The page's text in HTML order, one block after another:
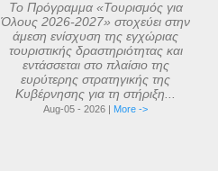
Το Πρόγραμμα «Τουρισμός για
Όλους 2026-2027» στοχεύει στην
άμεση ενίσχυση της εγχώριας
τουριστικής δραστηριότητας και
εντάσσεται στο πλαίσιο της
ευρύτερης στρατηγικής της
Κυβέρνησης για τη στήριξη...
Aug-05 - 2026 | More ->